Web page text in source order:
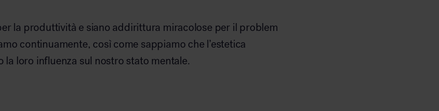
la produttività e siano addirittura miracolose per il problem
continuamente, così come sappiamo che l’estetica
la loro influenza sul nostro stato mentale.